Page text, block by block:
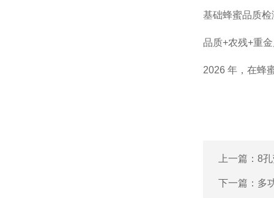
基础蜂蜜品质检
品质+农残+重
2026 年，在蜂
上一篇： 8
下一篇： 多